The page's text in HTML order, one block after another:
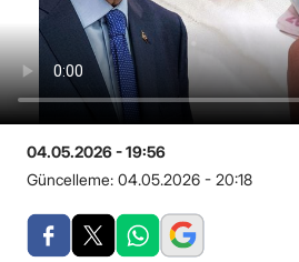
04.05.2026 - 19:56
Güncelleme: 04.05.2026 - 20:18